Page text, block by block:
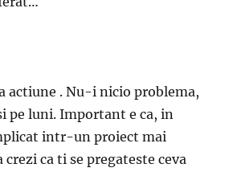
actiune . Nu-i nicio problema,
pe luni. Important e ca, in
intr-un proiect mai
crezi ca ti se pregateste ceva